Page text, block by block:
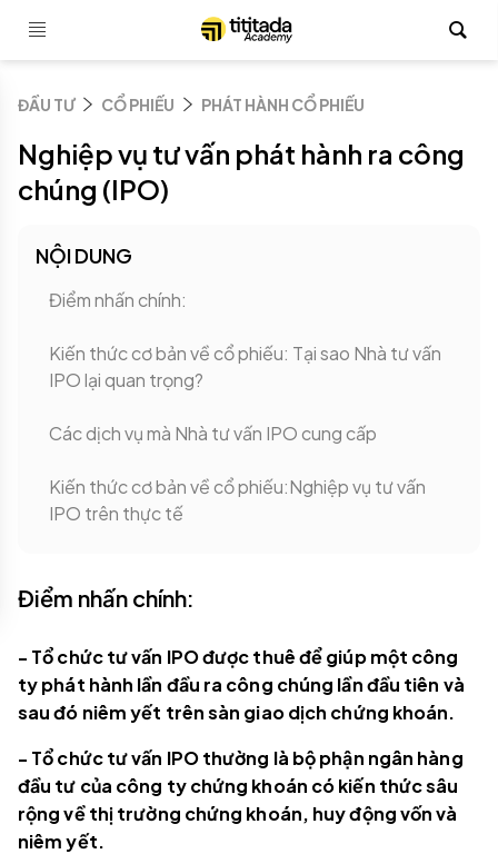
ĐẦU TƯ CỔ PHIẾU PHÁT HÀNH CỔ PHIẾU
Nghiệp vụ tư vấn phát hành ra công
chúng (IPO)
NỘI DUNG
Điểm nhấn chính:
Kiến thức cơ bản về cổ phiếu: Tại sao Nhà tư vấn
IPO lại quan trọng?
Các dịch vụ mà Nhà tư vấn IPO cung cấp
Kiến thức cơ bản về cổ phiếu:Nghiệp vụ tư vấn
IPO trên thực tế
Điểm nhấn chính:
- Tổ chức tư vấn IPO được thuê để giúp một công
ty phát hành lần đầu ra công chúng lần đầu tiên và
sau đó niêm yết trên sàn giao dịch chứng khoán.
- Tổ chức tư vấn IPO thường là bộ phận ngân hàng
đầu tư của công ty chứng khoán có kiến thức sâu
rộng về thị trường chứng khoán, huy động vốn và
niêm yết.